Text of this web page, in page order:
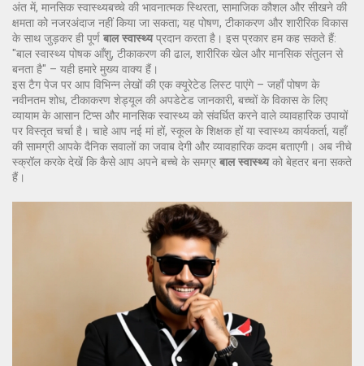
अंत में, मानसिक स्वास्थ्यबच्चे की भावनात्मक स्थिरता, सामाजिक कौशल और सीखने की
क्षमता को नजरअंदाज नहीं किया जा सकता; यह पोषण, टीकाकरण और शारीरिक विकास
के साथ जुड़कर ही पूर्ण बाल स्वास्थ्यप्रदान करता है। इस प्रकार हम कह सकते हैं:
"बाल स्वास्थ्य पोषक आँशु, टीकाकरण की ढाल, शारीरिक खेल और मानसिक संतुलन से
बनता है" – यही हमारे मुख्य वाक्य हैं।
इस टैग पेज पर आप विभिन्न लेखों की एक क्यूरेटेड लिस्ट पाएंगे – जहाँ पोषण के
नवीनतम शोध, टीकाकरण शेड्यूल की अपडेटेड जानकारी, बच्चों के विकास के लिए
व्यायाम के आसान टिप्स और मानसिक स्वास्थ्य को संवर्धित करने वाले व्यावहारिक उपायों
पर विस्तृत चर्चा है। चाहे आप नई मां हों, स्कूल के शिक्षक हों या स्वास्थ्य कार्यकर्ता, यहाँ
की सामग्री आपके दैनिक सवालों का जवाब देगी और व्यावहारिक कदम बताएगी। अब नीचे
स्क्रॉल करके देखें कि कैसे आप अपने बच्चे के समग्र बाल स्वास्थ्यको बेहतर बना सकते
हैं।